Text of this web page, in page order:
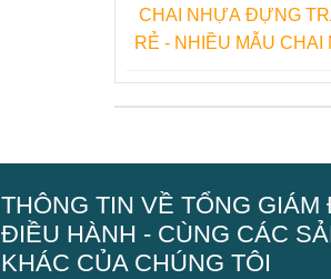
CHAI NHỰA ĐỰNG
RẺ - NHIỀU MẪU
THÔNG TIN VỀ TỔNG GIÁM
ĐIỀU HÀNH - CÙNG CÁC
KHÁC CỦA CHÚNG TÔI